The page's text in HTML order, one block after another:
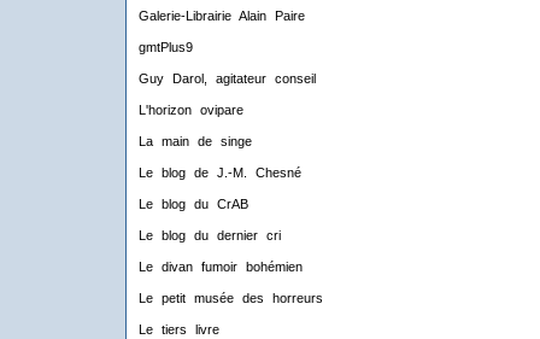
Galerie-Librairie Alain Paire
gmtPlus9
Guy Darol, agitateur conseil
L'horizon ovipare
La main de singe
Le blog de J.-M. Chesné
Le blog du CrAB
Le blog du dernier cri
Le divan fumoir bohémien
Le petit musée des horreurs
Le tiers livre